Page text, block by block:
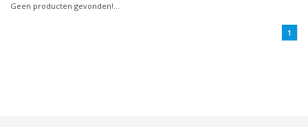
Geen producten gevonden!...
1